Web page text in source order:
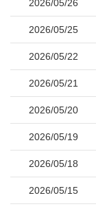
2026/05/26
2026/05/25
2026/05/22
2026/05/21
2026/05/20
2026/05/19
2026/05/18
2026/05/15